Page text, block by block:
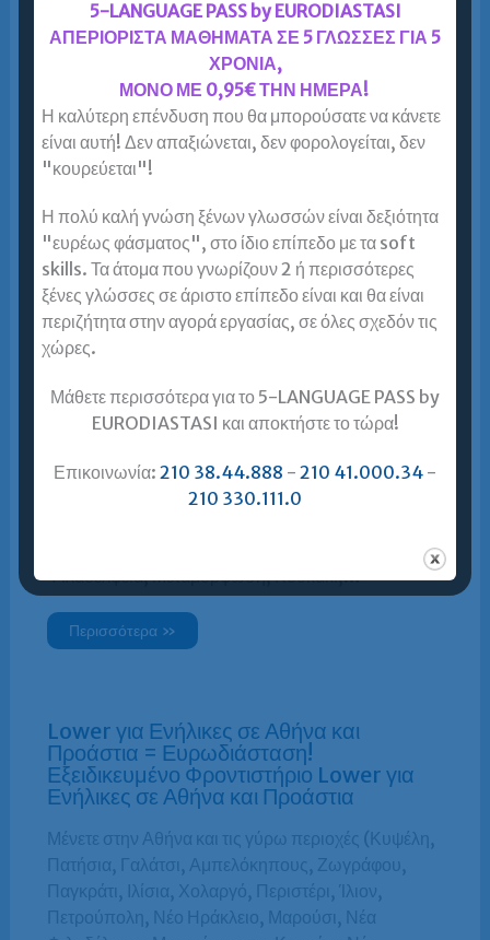
Καλλιθέα, Μοσχάτο, Ταύρος, Παλαιό
Φάληρο = Ευρωδιάσταση!
Μένετε στον Πειραιά και τις γύρω
περιοχές (Κερατσίνι, Νίκαια, Κορυδαλλό, Παλαιό
Φάληρο, Ταύρο, Μοσχάτο, Άγιο Ιωάννη Ρέντη,
Σαλαμίνα, Πέραμα, Δραπετσώνα κλπ); Ψάχνετε
για εξειδικευμένο Φροντιστήριο Αγγλικών –
Lower…
Περισσότερα »
Αγγλικά για Ενήλικες σε Αθήνα και
Προάστια = Ευρωδιάσταση!
Εξειδικευμένο Φροντιστήριο Αγγλικών για
Ενήλικες σε Αθήνα και Προάστια
Μένετε στην Αθήνα και τις γύρω περιοχές (Κυψέλη,
Πατήσια, Γαλάτσι, Αμπελόκηπους, Ζωγράφου,
Φιλαδέλφεια, Μεταμόρφωση, Κουκάκι,…
Περισσότερα »
Lower για Ενήλικες σε Αθήνα και
Προάστια = Ευρωδιάσταση!
Εξειδικευμένο Φροντιστήριο Lower για
Ενήλικες σε Αθήνα και Προάστια
Μένετε στην Αθήνα και τις γύρω περιοχές (Κυψέλη,
Πατήσια, Γαλάτσι, Αμπελόκηπους, Ζωγράφου,
Παγκράτι, Ιλίσια, Χολαργό, Περιστέρι, Ίλιον,
Πετρούπολη, Νέο Ηράκλειο, Μαρούσι, Νέα
5-LANGUAGE PASS by EURODIASTASI
ΑΠΕΡΙΟΡΙΣΤΑ ΜΑΘΗΜΑΤΑ ΣΕ 5 ΓΛΩΣΣΕΣ ΓΙΑ 5
ΧΡΟΝΙΑ,
ΜΟΝΟ ΜΕ 0,95€ ΤΗΝ ΗΜΕΡΑ!
Η καλύτερη επένδυση που θα μπορούσατε να κάνετε
είναι αυτή! Δεν απαξιώνεται, δεν φορολογείται, δεν
"κουρεύεται"!
Η πολύ καλή γνώση ξένων γλωσσών είναι δεξιότητα
"ευρέως φάσματος", στο ίδιο επίπεδο με τα soft
skills. Τα άτομα που γνωρίζουν 2 ή περισσότερες
ξένες γλώσσες σε άριστο επίπεδο είναι και θα είναι
περιζήτητα στην αγορά εργασίας, σε όλες σχεδόν τις
χώρες.
Μάθετε περισσότερα για το 5-LANGUAGE PASS by
EURODIASTASI και αποκτήστε το τώρα!
Επικοινωνία: 210 38.44.888 - 210 41.000.34 -
210 330.111.0